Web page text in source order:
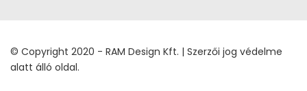
© Copyright 2020 - RAM Design Kft. | Szerzői jog védelme
alatt álló oldal.